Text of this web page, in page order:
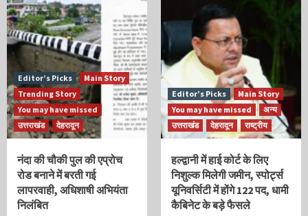
Editor’s Picks
Main Story
Trending Story
You may have missed
उत्तराखंड
देहरादून
नंदा की चौकी पुल की एप्रोच
रोड बनाने में बरती गई
लापरवाही, अधिशाषी अभियंता
निलंबित
Editor’s Picks
Main Story
You may have missed
अन्य
उत्तराखंड
देहरादून राष्ट्रीय
हल्द्वानी में हाई कोर्ट के लिए
निशुल्क मिलेगी जमीन, स्पोर्ट्स
यूनिवर्सिटी में होंगे 122 पद, धामी
कैबिनेट के बड़े फैसले